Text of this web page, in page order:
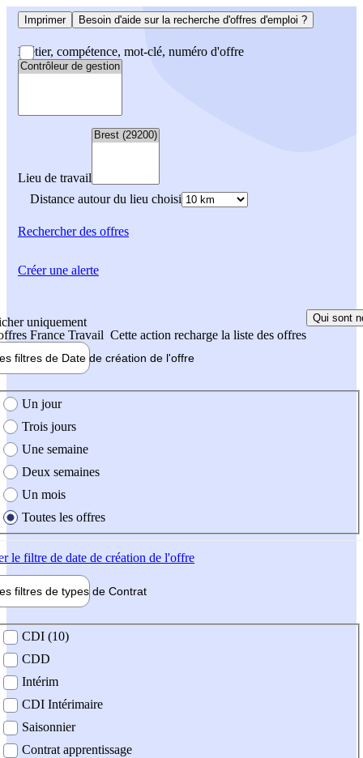
Imprimer Besoin d'aide sur la recherche d'offres d'emploi ?
Métier, compétence, mot-clé, numéro d'offre
Lieu de travail
Distance autour du lieu choisi
Rechercherdes offres
uniquement
France Travail Cette action recharge la liste des offres
Qui sont
filtres de Date de création de l'offre
création de l'offre
Un jour
Trois jours
Une semaine
Deux semaines
Un mois
Toutes les offres
le filtre de date de création de l'offre
filtres de types de Contrat
contrat
CDI (10)
CDD
Intérim
CDI Intérimaire
Saisonnier
Contrat apprentissage
Créer une alerte